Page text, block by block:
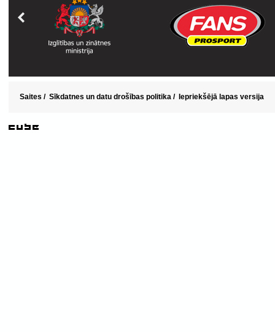
Saites / Sīkdatnes un datu drošības politika / Iepriekšējā lapas versija